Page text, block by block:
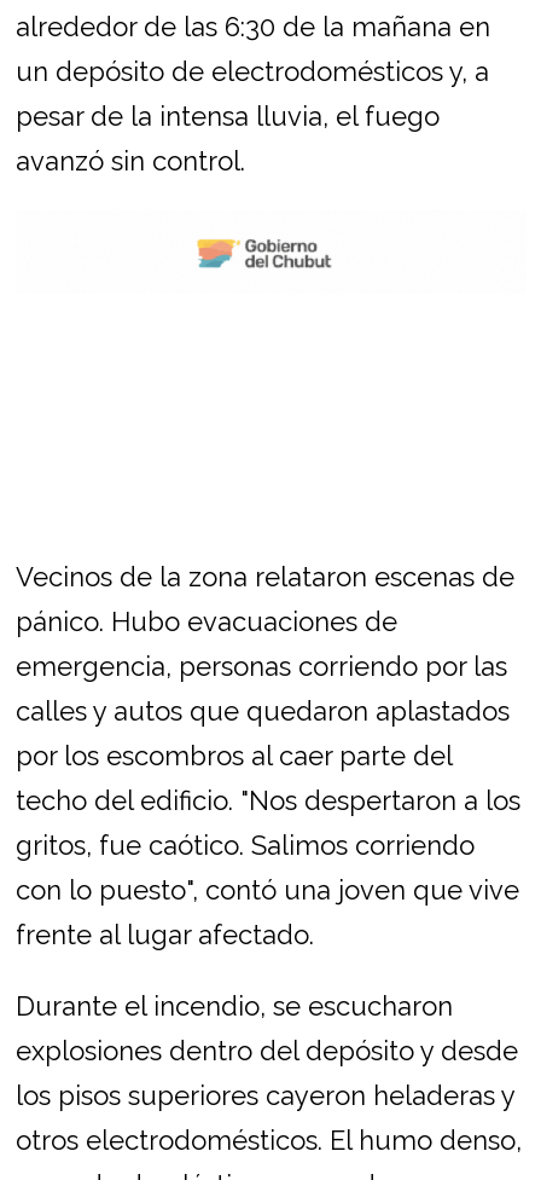
alrededor de las 6:30 de la mañana en
un depósito de electrodomésticos y, a
pesar de la intensa lluvia, el fuego
avanzó sin control.
Vecinos de la zona relataron escenas de
pánico. Hubo evacuaciones de
emergencia, personas corriendo por las
calles y autos que quedaron aplastados
por los escombros al caer parte del
techo del edificio. "Nos despertaron a los
gritos, fue caótico. Salimos corriendo
con lo puesto", contó una joven que vive
frente al lugar afectado.
Durante el incendio, se escucharon
explosiones dentro del depósito y desde
los pisos superiores cayeron heladeras y
otros electrodomésticos. El humo denso,